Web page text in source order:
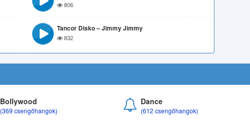
806
Tancor Disko – Jimmy Jimmy
832
Bollywood
(369 csengőhangok)
Dance
(612 csengőhangok)